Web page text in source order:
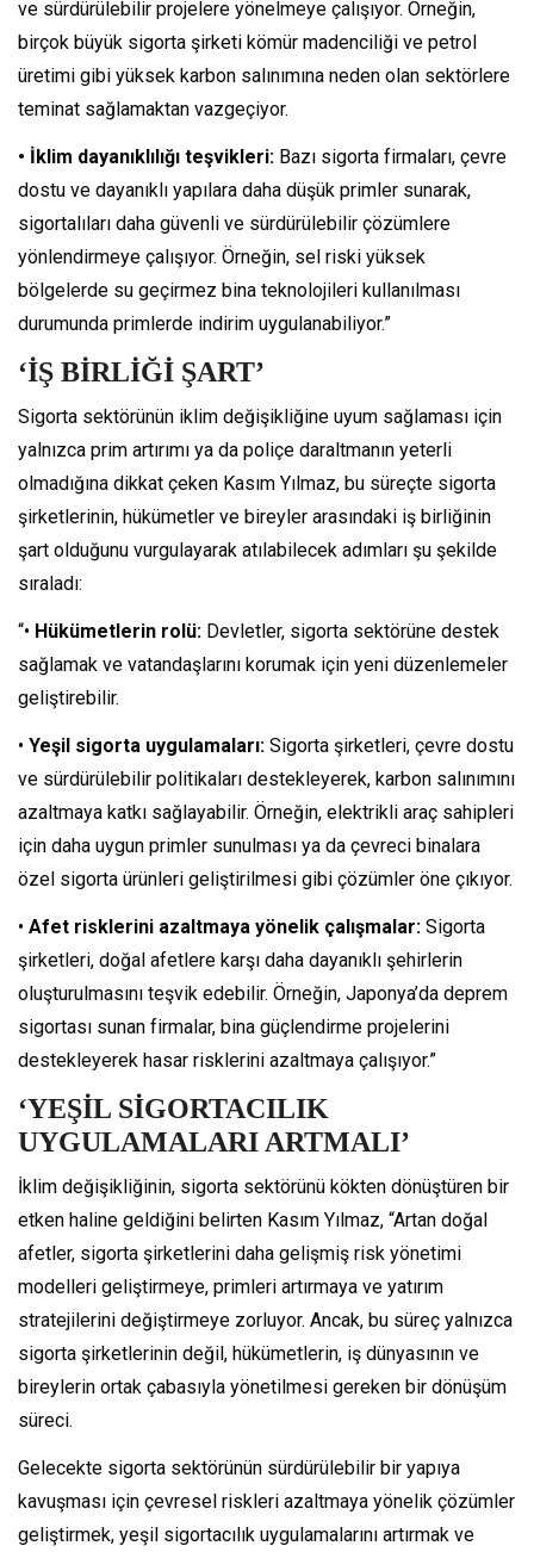
ve sürdürülebilir projelere yönelmeye çalışıyor. Örneğin,
birçok büyük sigorta şirketi kömür madenciliği ve petrol
üretimi gibi yüksek karbon salınımına neden olan sektörlere
teminat sağlamaktan vazgeçiyor.
• İklim dayanıklılığı teşvikleri: Bazı sigorta firmaları, çevre
dostu ve dayanıklı yapılara daha düşük primler sunarak,
sigortalıları daha güvenli ve sürdürülebilir çözümlere
yönlendirmeye çalışıyor. Örneğin, sel riski yüksek
bölgelerde su geçirmez bina teknolojileri kullanılması
durumunda primlerde indirim uygulanabiliyor.”
‘İŞ BİRLİĞİ ŞART’
Sigorta sektörünün iklim değişikliğine uyum sağlaması için
yalnızca prim artırımı ya da poliçe daraltmanın yeterli
olmadığına dikkat çeken Kasım Yılmaz, bu süreçte sigorta
şirketlerinin, hükümetler ve bireyler arasındaki iş birliğinin
şart olduğunu vurgulayarak atılabilecek adımları şu şekilde
sıraladı:
“• Hükümetlerin rolü: Devletler, sigorta sektörüne destek
sağlamak ve vatandaşlarını korumak için yeni düzenlemeler
geliştirebilir.
• Yeşil sigorta uygulamaları: Sigorta şirketleri, çevre dostu
ve sürdürülebilir politikaları destekleyerek, karbon salınımını
azaltmaya katkı sağlayabilir. Örneğin, elektrikli araç sahipleri
için daha uygun primler sunulması ya da çevreci binalara
özel sigorta ürünleri geliştirilmesi gibi çözümler öne çıkıyor.
• Afet risklerini azaltmaya yönelik çalışmalar: Sigorta
şirketleri, doğal afetlere karşı daha dayanıklı şehirlerin
oluşturulmasını teşvik edebilir. Örneğin, Japonya’da deprem
sigortası sunan firmalar, bina güçlendirme projelerini
destekleyerek hasar risklerini azaltmaya çalışıyor.”
‘YEŞİL SİGORTACILIK
UYGULAMALARI ARTMALI’
İklim değişikliğinin, sigorta sektörünü kökten dönüştüren bir
etken haline geldiğini belirten Kasım Yılmaz, “Artan doğal
afetler, sigorta şirketlerini daha gelişmiş risk yönetimi
modelleri geliştirmeye, primleri artırmaya ve yatırım
stratejilerini değiştirmeye zorluyor. Ancak, bu süreç yalnızca
sigorta şirketlerinin değil, hükümetlerin, iş dünyasının ve
bireylerin ortak çabasıyla yönetilmesi gereken bir dönüşüm
süreci.
Gelecekte sigorta sektörünün sürdürülebilir bir yapıya
kavuşması için çevresel riskleri azaltmaya yönelik çözümler
geliştirmek, yeşil sigortacılık uygulamalarını artırmak ve